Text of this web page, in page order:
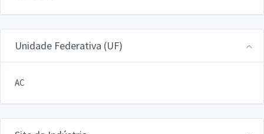
Unidade Federativa (UF)
AC